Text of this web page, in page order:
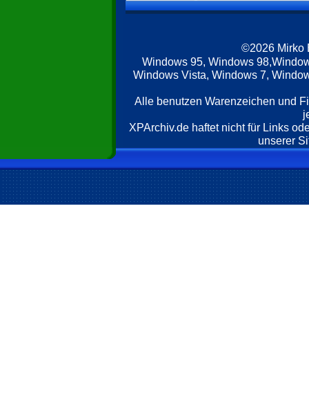
©2026 Mirko
Windows 95, Windows
Windows Vista, Windows 7,
Alle benutzen Warenzeichen und
XPArchiv.de haftet nicht für Links
unserer